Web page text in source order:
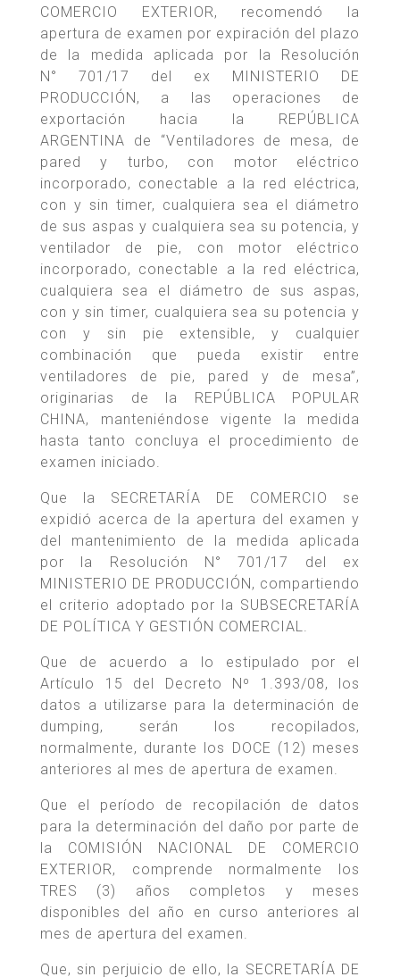
COMERCIO EXTERIOR, recomendó la
apertura de examen por expiración del plazo
de la medida aplicada por la Resolución
N° 701/17 del ex MINISTERIO DE
PRODUCCIÓN, a las operaciones de
exportación hacia la REPÚBLICA
ARGENTINA de “Ventiladores de mesa, de
pared y turbo, con motor eléctrico
incorporado, conectable a la red eléctrica,
con y sin timer, cualquiera sea el diámetro
de sus aspas y cualquiera sea su potencia, y
ventilador de pie, con motor eléctrico
incorporado, conectable a la red eléctrica,
cualquiera sea el diámetro de sus aspas,
con y sin timer, cualquiera sea su potencia y
con y sin pie extensible, y cualquier
combinación que pueda existir entre
ventiladores de pie, pared y de mesa”,
originarias de la REPÚBLICA POPULAR
CHINA, manteniéndose vigente la medida
hasta tanto concluya el procedimiento de
examen iniciado.
Que la SECRETARÍA DE COMERCIO se
expidió acerca de la apertura del examen y
del mantenimiento de la medida aplicada
por la Resolución N° 701/17 del ex
MINISTERIO DE PRODUCCIÓN, compartiendo
el criterio adoptado por la SUBSECRETARÍA
DE POLÍTICA Y GESTIÓN COMERCIAL.
Que de acuerdo a lo estipulado por el
Artículo 15 del Decreto Nº 1.393/08, los
datos a utilizarse para la determinación de
dumping, serán los recopilados,
normalmente, durante los DOCE (12) meses
anteriores al mes de apertura de examen.
Que el período de recopilación de datos
para la determinación del daño por parte de
la COMISIÓN NACIONAL DE COMERCIO
EXTERIOR, comprende normalmente los
TRES (3) años completos y meses
disponibles del año en curso anteriores al
mes de apertura del examen.
Que, sin perjuicio de ello, la SECRETARÍA DE